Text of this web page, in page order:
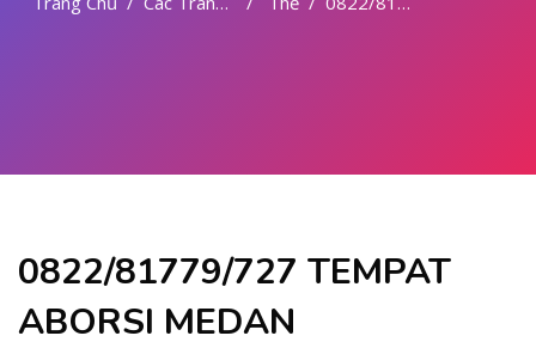
0822/81779/727 TEMPAT
ABORSI MEDAN